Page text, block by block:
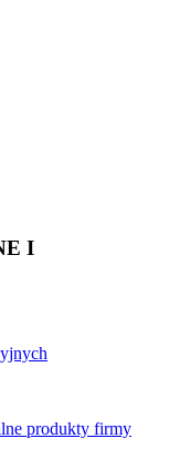
I
produkty firmy